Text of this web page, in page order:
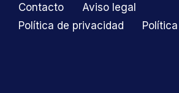
Contacto
Aviso legal
Política de privacidad